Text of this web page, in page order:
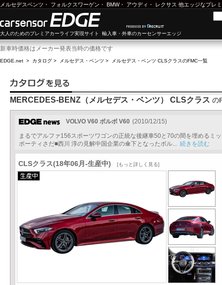
メルセデスベンツ ・ フォルクスワーゲン ・ BMW・ アウディ ・ レクサス 他エッジなプレ
大人のためのプレミアカーライフ実現サイト 輸入車・外車のカーセンサーエッジ
新車時価格はメーカー発表当時の価格です
EDGE.net > カタログ > メルセデス・ベンツ > メルセデス・ベンツ CLSクラスのFMC一覧
MERCEDES-BENZ（メルセデス・ベンツ） CLSクラス の
VOLVO V60 ボルボ V60 (2010/12/15)
まるでアルファ156スポーツワゴンの正統な後継車50と70の間を埋めるミ
ポーティさだ■西川 淳の見解中国企業の傘下となったボル... 続きを読む
CLSクラス(18年06月-生産中) [もっと詳しく見る]